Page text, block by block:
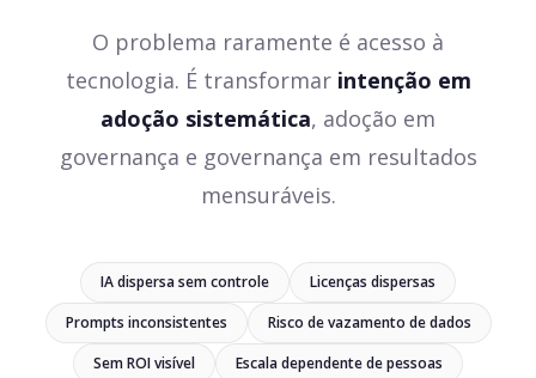
O problema raramente é acesso à
tecnologia. É transformar intenção em
adoção sistemática, adoção em
governança e governança em resultados
mensuráveis.
IA dispersa sem controle
Licenças dispersas
Prompts inconsistentes
Risco de vazamento de dados
Sem ROI visível
Escala dependente de pessoas